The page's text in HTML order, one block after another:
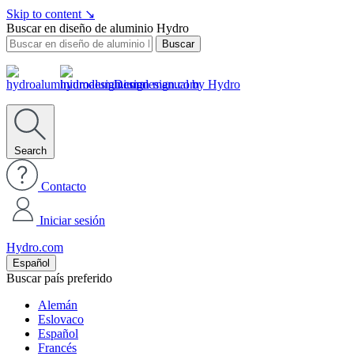
Skip to content ↘
Buscar en diseño de aluminio Hydro
Buscar
Design manual by Hydro
Search
Contacto
Iniciar sesión
Hydro.com
Español
Buscar país preferido
Alemán
Eslovaco
Español
Francés